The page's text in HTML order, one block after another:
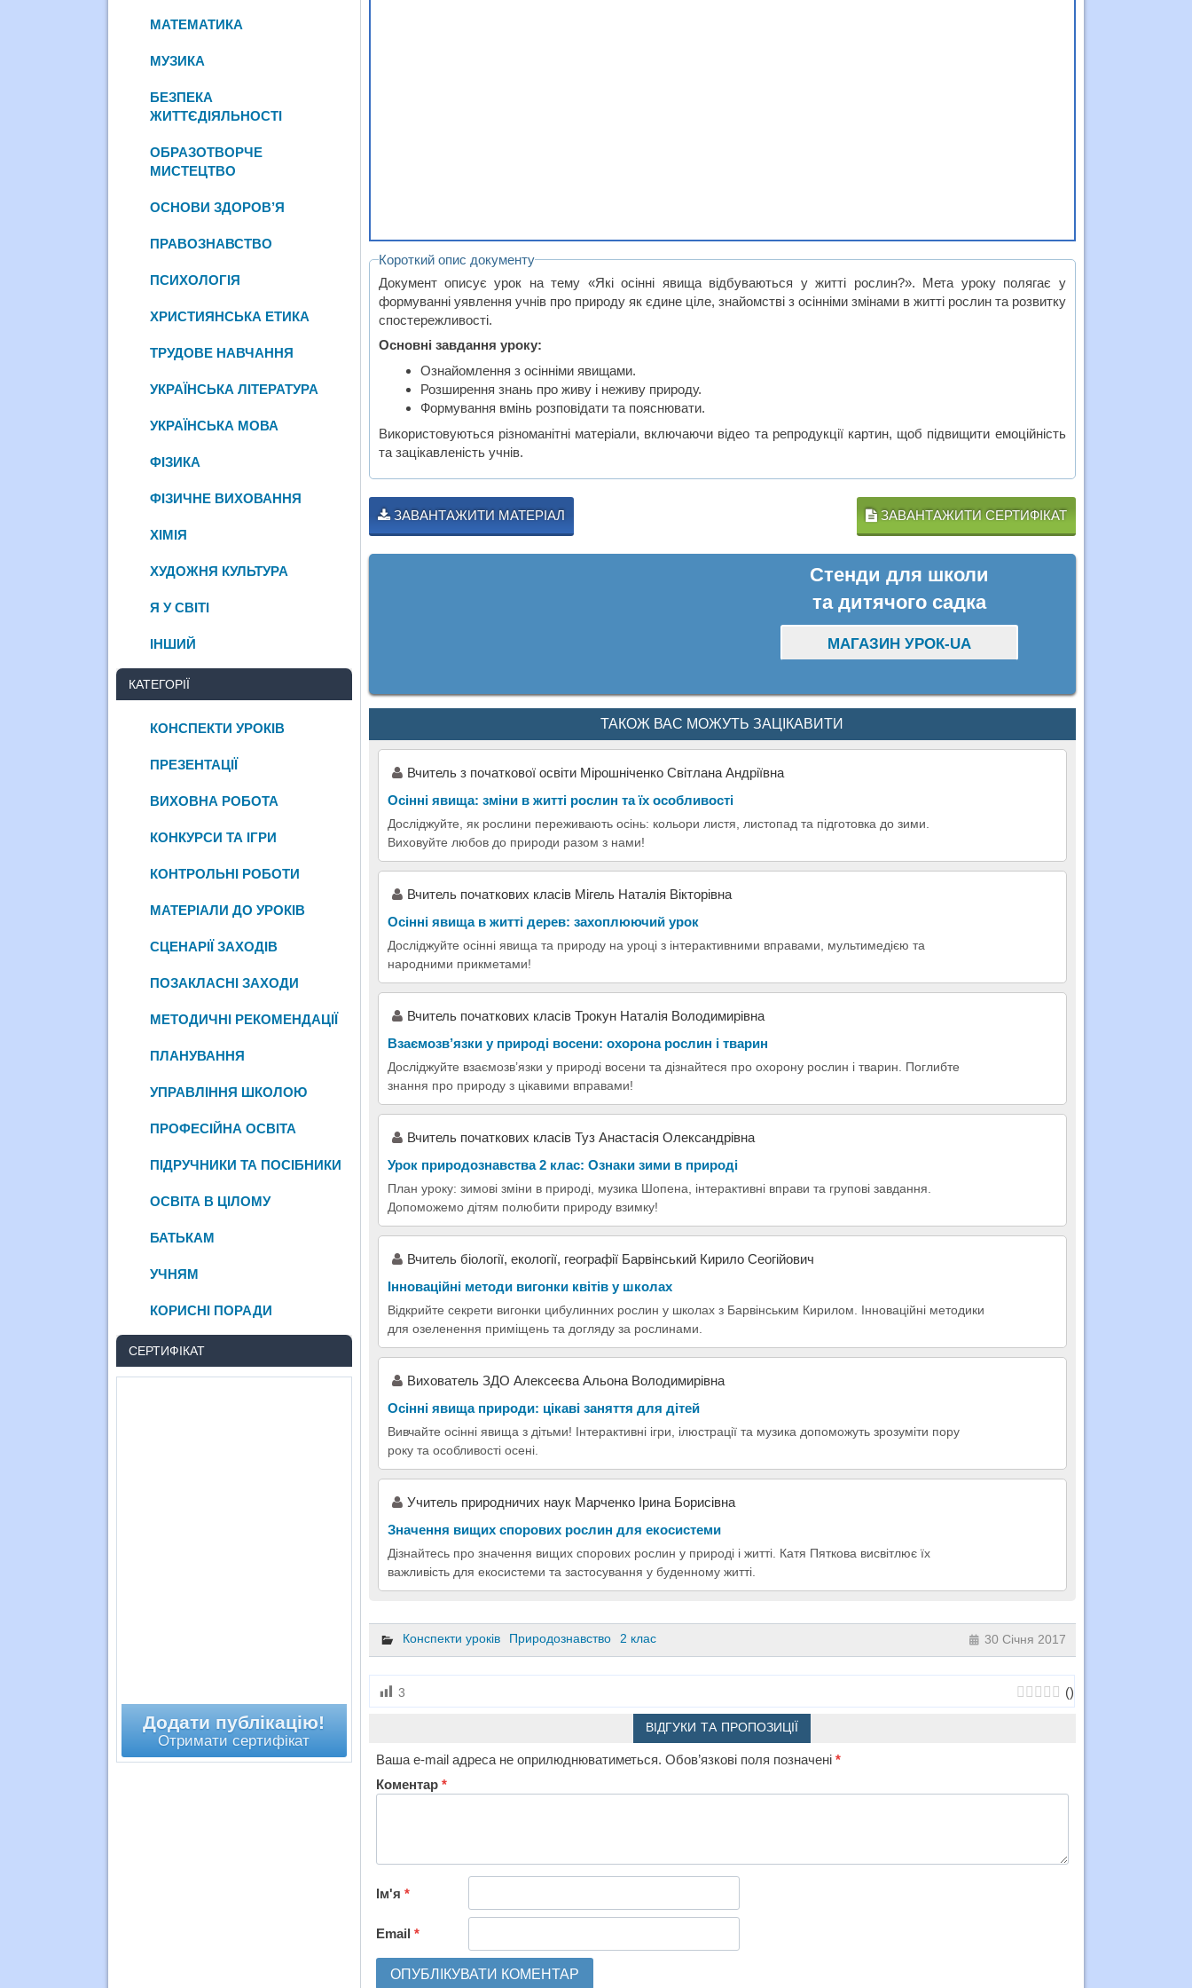
Короткий опис документу
Документ описує урок на тему «Які осінні явища відбуваються у житті рослин?». Мета уроку полягає у
формуванні уявлення учнів про природу як єдине ціле, знайомстві з осінніми змінами в житті рослин та розвитку
спостережливості.
Основні завдання уроку:
Ознайомлення з осінніми явищами.
Розширення знань про живу і неживу природу.
Формування вмінь розповідати та пояснювати.
Використовуються різноманітні матеріали, включаючи відео та репродукції картин, щоб підвищити емоційність
та зацікавленість учнів.
ЗАВАНТАЖИТИ МАТЕРІАЛ ЗАВАНТАЖИТИ СЕРТИФІКАТ
Стенди для школи
та дитячого садка
МАГАЗИН УРОК-UA
ТАКОЖ ВАС МОЖУТЬ ЗАЦІКАВИТИ
Вчитель з початкової освіти Мірошніченко Світлана Андріївна
Осінні явища: зміни в житті рослин та їх особливості
Досліджуйте, як рослини переживають осінь: кольори листя, листопад та підготовка до зими.
Виховуйте любов до природи разом з нами!
Вчитель початкових класів Мігель Наталія Вікторівна
Осінні явища в житті дерев: захоплюючий урок
Досліджуйте осінні явища та природу на уроці з інтерактивними вправами, мультимедією та
народними прикметами!
Вчитель початкових класів Трокун Наталія Володимирівна
Взаємозв’язки у природі восени: охорона рослин і тварин
Досліджуйте взаємозв’язки у природі восени та дізнайтеся про охорону рослин і тварин. Поглибте
знання про природу з цікавими вправами!
Вчитель початкових класів Туз Анастасія Олександрівна
Урок природознавства 2 клас: Ознаки зими в природі
План уроку: зимові зміни в природі, музика Шопена, інтерактивні вправи та групові завдання.
Допоможемо дітям полюбити природу взимку!
Вчитель біології, екології, географії Барвінський Кирило Сеогійович
Інноваційні методи вигонки квітів у школах
Відкрийте секрети вигонки цибулинних рослин у школах з Барвінським Кирилом. Інноваційні методики
для озеленення приміщень та догляду за рослинами.
Вихователь ЗДО Алексеєва Альона Володимирівна
Осінні явища природи: цікаві заняття для дітей
Вивчайте осінні явища з дітьми! Інтерактивні ігри, ілюстрації та музика допоможуть зрозуміти пору
року та особливості осені.
Учитель природничих наук Марченко Ірина Борисівна
Значення вищих спорових рослин для екосистеми
Дізнайтесь про значення вищих спорових рослин у природі і житті. Катя Пяткова висвітлює їх
важливість для екосистеми та застосування у буденному житті.
Конспекти уроків Природознавство 2 клас 30 Січня 2017
3 ()
ВІДГУКИ ТА ПРОПОЗИЦІЇ
Ваша e-mail адреса не оприлюднюватиметься. Обов’язкові поля позначені *
Коментар *
Ім'я *
Email *
МАТЕМАТИКА
МУЗИКА
БЕЗПЕКА
ЖИТТЄДІЯЛЬНОСТІ
ОБРАЗОТВОРЧЕ
МИСТЕЦТВО
ОСНОВИ ЗДОРОВ’Я
ПРАВОЗНАВСТВО
ПСИХОЛОГІЯ
ХРИСТИЯНСЬКА ЕТИКА
ТРУДОВЕ НАВЧАННЯ
УКРАЇНСЬКА ЛІТЕРАТУРА
УКРАЇНСЬКА МОВА
ФІЗИКА
ФІЗИЧНЕ ВИХОВАННЯ
ХІМІЯ
ХУДОЖНЯ КУЛЬТУРА
Я У СВІТІ
ІНШИЙ
КАТЕГОРІЇ
КОНСПЕКТИ УРОКІВ
ПРЕЗЕНТАЦІЇ
ВИХОВНА РОБОТА
КОНКУРСИ ТА ІГРИ
КОНТРОЛЬНІ РОБОТИ
МАТЕРІАЛИ ДО УРОКІВ
СЦЕНАРІЇ ЗАХОДІВ
ПОЗАКЛАСНІ ЗАХОДИ
МЕТОДИЧНІ РЕКОМЕНДАЦІЇ
ПЛАНУВАННЯ
УПРАВЛІННЯ ШКОЛОЮ
ПРОФЕСІЙНА ОСВІТА
ПІДРУЧНИКИ ТА ПОСІБНИКИ
ОСВІТА В ЦІЛОМУ
БАТЬКАМ
УЧНЯМ
КОРИСНІ ПОРАДИ
СЕРТИФІКАТ
Додати публікацію!
Отримати сертифікат